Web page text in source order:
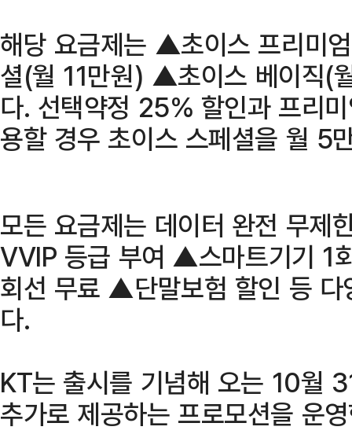
해당 요금제는 ▲초이스 프리미
셜(월 11만원) ▲초이스 베이직(
다. 선택약정 25% 할인과 프리
용할 경우 초이스 스페셜을 월 5
모든 요금제는 데이터 완전 무
VVIP 등급 부여 ▲스마트기기 1
회선 무료 ▲단말보험 할인 등 다
다.
KT는 출시를 기념해 오는 10월
추가로 제공하는 프로모션을 운